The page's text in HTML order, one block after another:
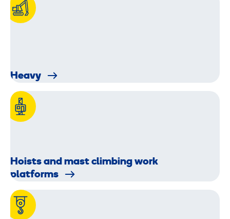
Heavy
Hoists and mast climbing work
platforms